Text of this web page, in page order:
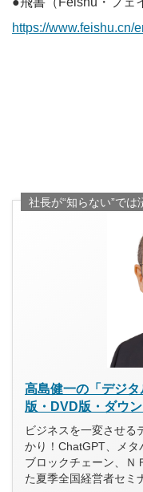
https://www.feishu.cn/
社長が“知らない”では
高島健一の「デジ
版・DVD版・ダウ
ビジネスを一変させる
かり！ChatGPT、メタ
ブロックチェーン、Ｎ
た夏季全国経営者セミ